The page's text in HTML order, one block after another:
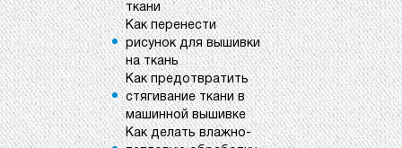
ткани
Как перенести
рисунок для вышивки
на ткань
Как предотвратить
стягивание ткани в
машинной вышивке
Как делать влажно-